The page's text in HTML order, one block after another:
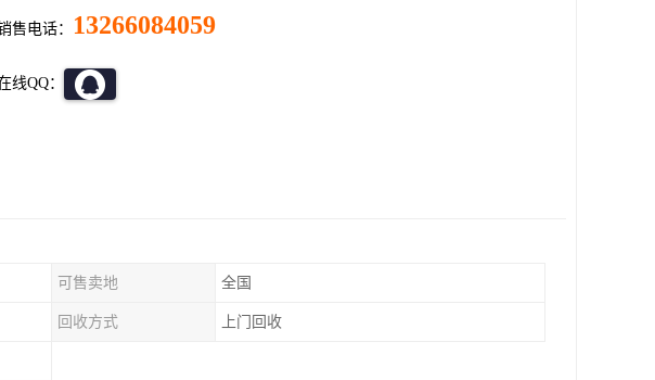
售电话： 13266084059
线QQ：
可售卖地 全国
回收方式 上门回收